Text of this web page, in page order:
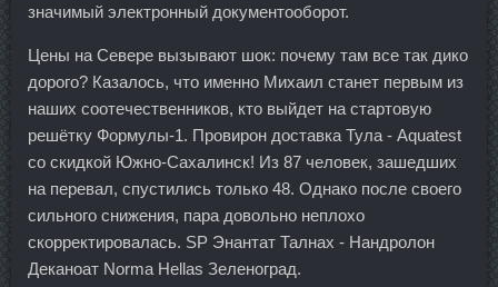
значимый электронный документооборот.
Цены на Севере вызывают шок: почему там все так дико
дорого? Казалось, что именно Михаил станет первым из
наших соотечественников, кто выйдет на стартовую
решётку Формулы-1. Провирон доставка Тула - Aquatest
со скидкой Южно-Сахалинск! Из 87 человек, зашедших
на перевал, спустились только 48. Однако после своего
сильного снижения, пара довольно неплохо
скорректировалась. SP Энантат Талнах - Нандролон
Деканоат Norma Hellas Зеленоград.